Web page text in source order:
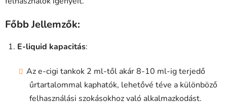
e
i
Főbb Jellemzők:
E-liquid kapacitás:
Az e-cigi tankok 2 ml-től akár 8-10 ml-ig terjedő
űrtartalommal kaphatók, lehetővé téve a különböző
felhasználási szokásokhoz való alkalmazkodást.